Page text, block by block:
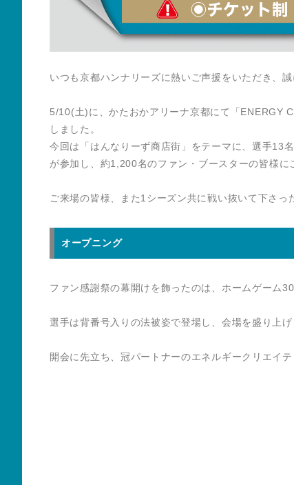
いつも京都ハンナリーズに熱いご声援をいただき、誠
5/10(土)に、かたおかアリーナ京都にて「
しました。
今回は「はんなりーず商店街」をテーマに、選手13
が参加し、約1,200名のファン・ブースターの皆様に
ご来場の皆様、また1シーズン共に戦い抜いて下さっ
オープニング
ファン感謝祭の幕開けを飾ったのは、ホームゲーム
選手は背番号入りの法被姿で登場し、会場を盛り上げ
開会に先立ち、冠パートナーのエネルギークリエイ